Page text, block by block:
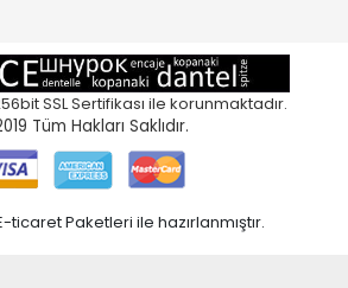
SSL Sertifikası ile korunmaktadır.
Tüm Hakları Saklıdır.
ticaret Paketleri ile hazırlanmıştır.